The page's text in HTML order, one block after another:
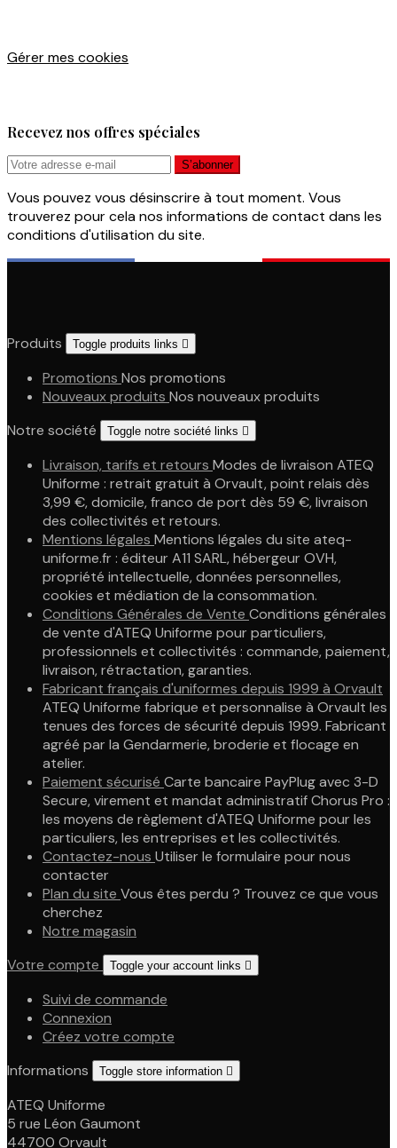
Gérer mes cookies
Recevez nos offres spéciales
Vous pouvez vous désinscrire à tout moment. Vous
trouverez pour cela nos informations de contact dans les
conditions d'utilisation du site.
Produits Toggle produits links 
Promotions Nos promotions
Nouveaux produits Nos nouveaux produits
Notre société
Toggle notre société links 
Livraison, tarifs et retours Modes de livraison ATEQ
Uniforme : retrait gratuit à Orvault, point relais dès
3,99 €, domicile, franco de port dès 59 €, livraison
des collectivités et retours.
Mentions légales Mentions légales du site ateq-
uniforme.fr : éditeur A11 SARL, hébergeur OVH,
propriété intellectuelle, données personnelles,
cookies et médiation de la consommation.
Conditions Générales de Vente Conditions générales
de vente d'ATEQ Uniforme pour particuliers,
professionnels et collectivités : commande, paiement,
livraison, rétractation, garanties.
Fabricant français d'uniformes depuis 1999 à Orvault
ATEQ Uniforme fabrique et personnalise à Orvault les
tenues des forces de sécurité depuis 1999. Fabricant
agréé par la Gendarmerie, broderie et flocage en
atelier.
Paiement sécurisé Carte bancaire PayPlug avec 3-D
Secure, virement et mandat administratif Chorus Pro :
les moyens de règlement d'ATEQ Uniforme pour les
particuliers, les entreprises et les collectivités.
Contactez-nous Utiliser le formulaire pour nous
contacter
Plan du site Vous êtes perdu ? Trouvez ce que vous
cherchez
Notre magasin
Votre compte
Toggle your account links 
Suivi de commande
Connexion
Créez votre compte
Informations
Toggle store information 
ATEQ Uniforme
5 rue Léon Gaumont
44700 Orvault